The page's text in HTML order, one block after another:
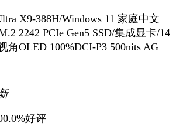
X9-388H/Windows 11 家庭中文
2242 PCIe Gen5 SSD/集成显卡/14
角OLED 100%DCI-P3 500nits AG
好评